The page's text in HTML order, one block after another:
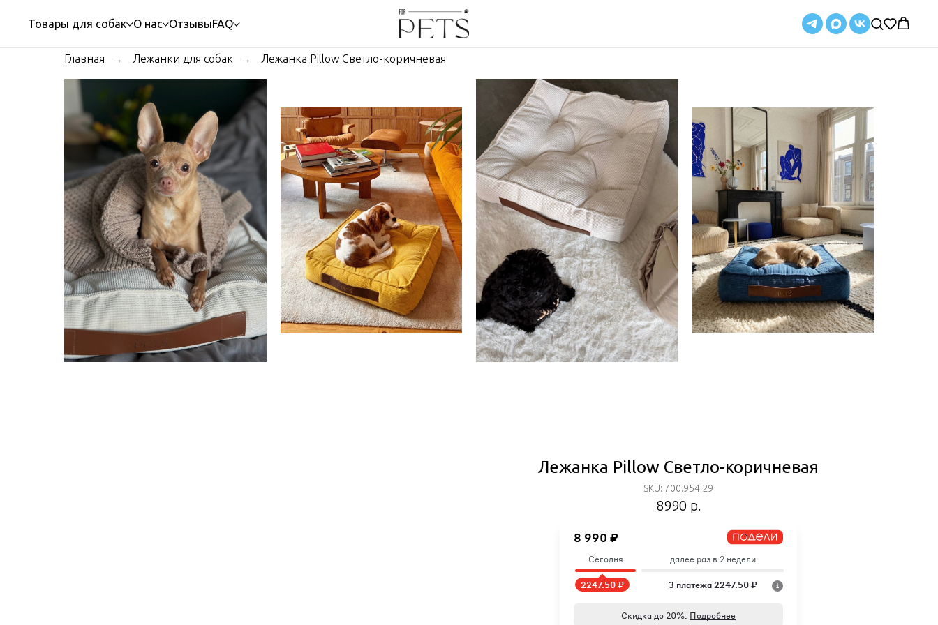
Товары для собак О нас ОтзывыFAQ
Главная → Лежанки для собак → Лежанка Pillow Светло-коричневая
Лежанка Pillow Светло-коричневая
SKU: 700.954.29
8990 р.
8 990 ₽
Сегодня
2247.50 ₽
далее раз в 2 недели
3 платежа 2247.50 ₽
Скидка до 20%. Подробнее